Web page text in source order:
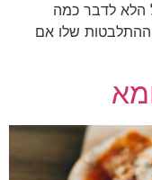
הלא לדבר כמה
פוליטי של גיל 18, ושל ההתלבטות שלו אם